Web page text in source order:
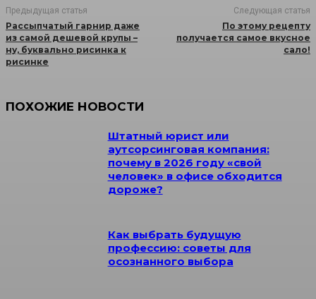
Предыдущая статья
Рассыпчатый гарнир даже
из самой дешевой крупы –
ну, буквально рисинка к
рисинке
Следующая статья
По этому рецепту
получается самое вкусное
сало!
ПОХОЖИЕ НОВОСТИ
Штатный юрист или
аутсорсинговая компания:
почему в 2026 году «свой
человек» в офисе обходится
дороже?
Как выбрать будущую
профессию: советы для
осознанного выбора